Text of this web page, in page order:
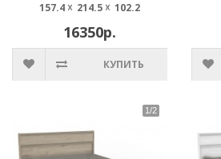
157.4 ☓ 214.5 ☓ 102.2
16350р.
КУПИТЬ